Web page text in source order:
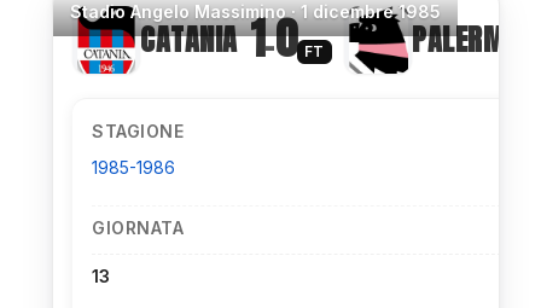
StadioAngelo Massimino ·1 dicembre 1985
CATANIA 1–0 FT PALERMO
STAGIONE
1985-1986
GIORNATA
13